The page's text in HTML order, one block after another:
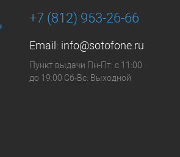
+7 (812) 953-26-66
Email: info@sotofone.ru
Пункт выдачи Пн-Пт: с 11:00
до 19:00 Сб-Вс: Выходной